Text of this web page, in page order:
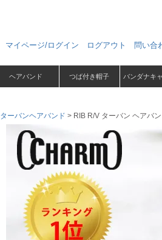
マイページ/ログイン ログアウト 問い合
ヘアバンド つば付き帽子 バンダナキ
ターバンヘアバンド RIB R/V ターバン ヘアバ